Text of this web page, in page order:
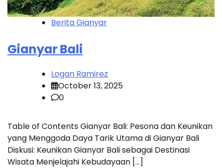
Berita Gianyar
Gianyar Bali
Logan Ramirez
October 13, 2025
0
Table of Contents Gianyar Bali: Pesona dan Keunikan
yang Menggoda Daya Tarik Utama di Gianyar Bali
Diskusi: Keunikan Gianyar Bali sebagai Destinasi
Wisata Menjelajahi Kebudayaan […]